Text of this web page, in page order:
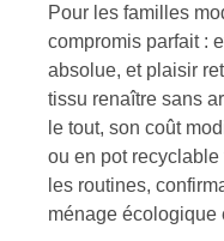
Pour les familles
compromis parfait :
absolue, et plaisir
tissu renaître sans
le tout, son coût
ou en pot
les routines,
ménage écologique